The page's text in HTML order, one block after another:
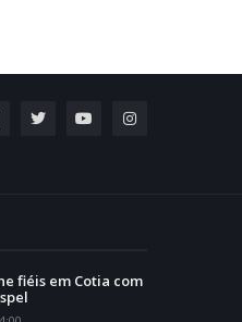
fiéis em Cotia com